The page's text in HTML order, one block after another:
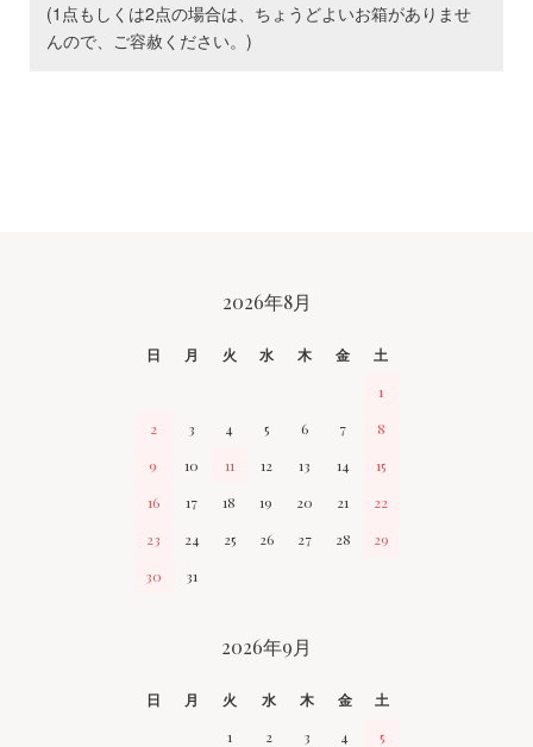
(1点もしくは2点の場合は、ちょうどよいお箱がありませ
んので、ご容赦ください。)
2026年8月
日 月 火 水 木 金
土
1
2
3 4 5 6 7
8
9
10 11 12 13 14
15
16
17 18 19 20 21
22
23
24 25 26 27 28
29
30
31
2026年9月
日 月 火 水 木 金
土
1
2 3 4
5